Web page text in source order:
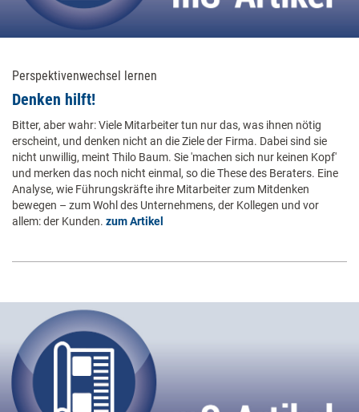
Perspektivenwechsel lernen
Denken hilft!
Bitter, aber wahr: Viele Mitarbeiter tun nur das, was ihnen nötig
erscheint, und denken nicht an die Ziele der Firma. Dabei sind sie
nicht unwillig, meint Thilo Baum. Sie 'machen sich nur keinen Kopf'
und merken das noch nicht einmal, so die These des Beraters. Eine
Analyse, wie Führungskräfte ihre Mitarbeiter zum Mitdenken
bewegen – zum Wohl des Unternehmens, der Kollegen und vor
allem: der Kunden. zum Artikel